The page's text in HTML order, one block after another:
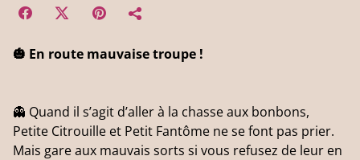
🎃 En route mauvaise troupe !
👻 Quand il s’agit d’aller à la chasse aux bonbons,
Petite Citrouille et Petit Fantôme ne se font pas prier.
Mais gare aux mauvais sorts si vous refusez de leur en